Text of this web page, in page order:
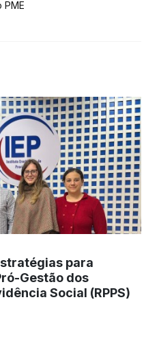
PME
para
Gestão dos
Social (RPPS)